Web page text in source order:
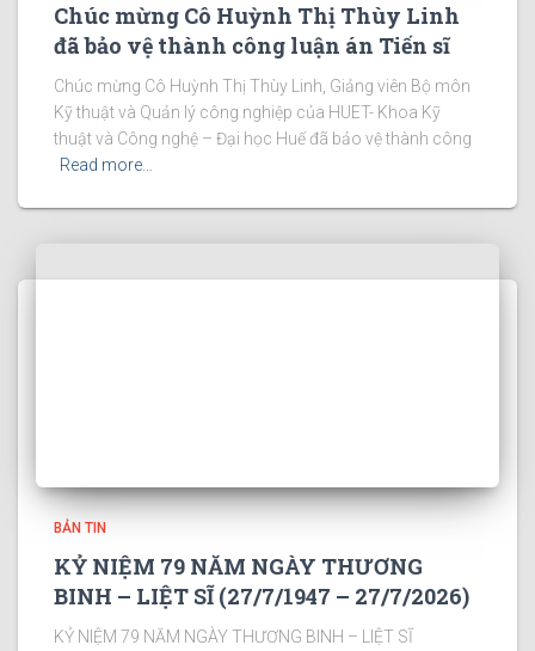
Chúc mừng Cô Huỳnh Thị Thùy Linh
đã bảo vệ thành công luận án Tiến sĩ
Chúc mừng Cô Huỳnh Thị Thùy Linh, Giảng viên Bộ môn
Kỹ thuật và Quản lý công nghiệp của HUET- Khoa Kỹ
thuật và Công nghệ – Đại học Huế đã bảo vệ thành công
Read more…
BẢN TIN
KỶ NIỆM 79 NĂM NGÀY THƯƠNG
BINH – LIỆT SĨ (27/7/1947 – 27/7/2026)
KỶ NIỆM 79 NĂM NGÀY THƯƠNG BINH – LIỆT SĨ